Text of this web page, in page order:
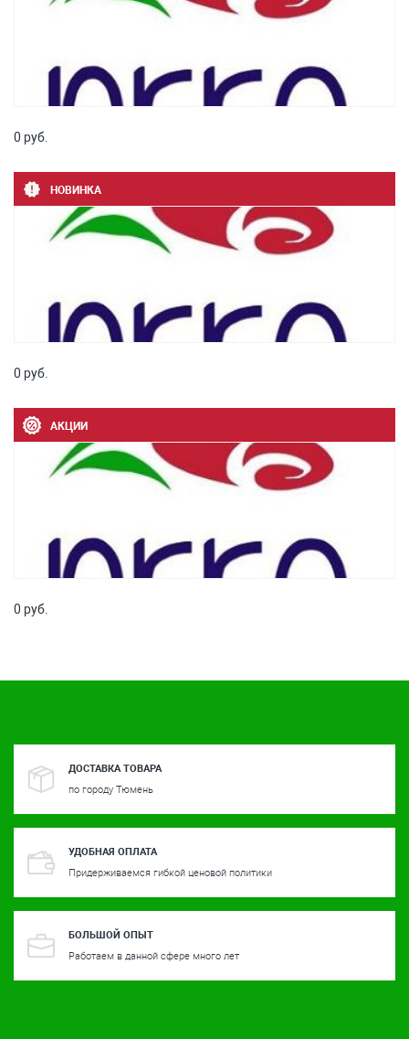
0 руб.
НОВИНКА
0 руб.
АКЦИИ
0 руб.
ДОСТАВКА ТОВАРА
по городу Тюмень
УДОБНАЯ ОПЛАТА
Придерживаемся гибкой ценовой политики
БОЛЬШОЙ ОПЫТ
Работаем в данной сфере много лет